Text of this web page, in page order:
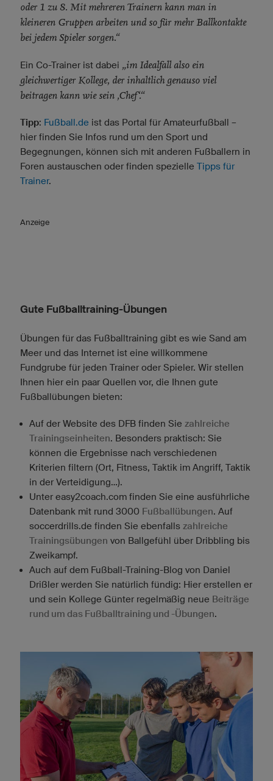
oder 1 zu 8. Mit mehreren Trainern kann man in
kleineren Gruppen arbeiten und so für mehr Ballkontakte
bei jedem Spieler sorgen.“
Ein Co-Trainer ist dabei „im Idealfall also ein
gleichwertiger Kollege, der inhaltlich genauso viel
beitragen kann wie sein ‚Chef‘.“
Tipp: Fußball.de ist das Portal für Amateurfußball –
hier finden Sie Infos rund um den Sport und
Begegnungen, können sich mit anderen Fußballern in
Foren austauschen oder finden spezielle Tipps für
Trainer.
Anzeige
Gute Fußballtraining-Übungen
Übungen für das Fußballtraining gibt es wie Sand am
Meer und das Internet ist eine willkommene
Fundgrube für jeden Trainer oder Spieler. Wir stellen
Ihnen hier ein paar Quellen vor, die Ihnen gute
Fußballübungen bieten:
Auf der Website des DFB finden Sie zahlreiche
Trainingseinheiten. Besonders praktisch: Sie
können die Ergebnisse nach verschiedenen
Kriterien filtern (Ort, Fitness, Taktik im Angriff, Taktik
in der Verteidigung…).
Unter easy2coach.com finden Sie eine ausführliche
Datenbank mit rund 3000 Fußballübungen. Auf
soccerdrills.de finden Sie ebenfalls zahlreiche
Trainingsübungen von Ballgefühl über Dribbling bis
Zweikampf.
Auch auf dem Fußball-Training-Blog von Daniel
Drißler werden Sie natürlich fündig: Hier erstellen er
und sein Kollege Günter regelmäßig neue Beiträge
rund um das Fußballtraining und -Übungen.